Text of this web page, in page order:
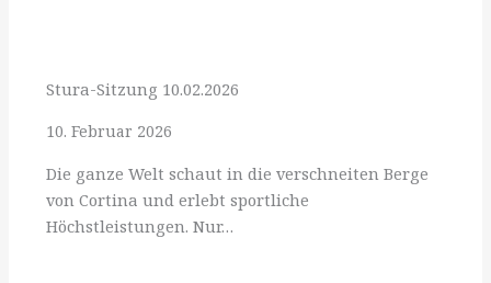
Stura-Sitzung 10.02.2026
10. Februar 2026
Die ganze Welt schaut in die verschneiten Berge
von Cortina und erlebt sportliche
Höchstleistungen. Nur…